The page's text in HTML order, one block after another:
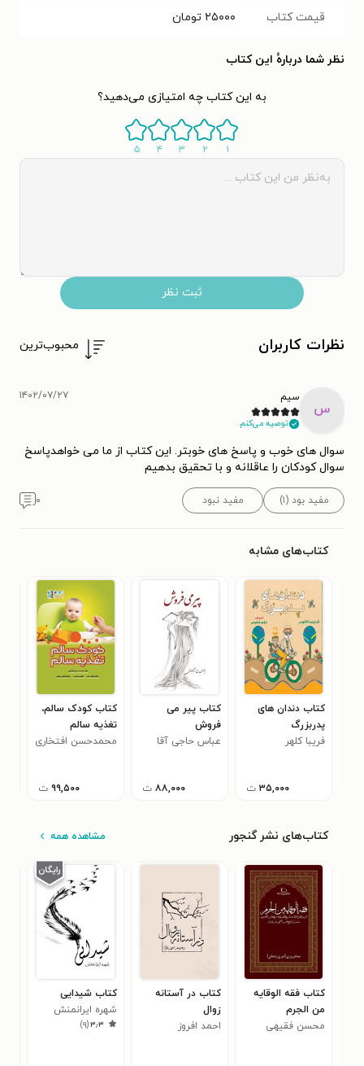
قیمت کتاب ۲۵۰۰۰ تومان
نظر شما دربارهٔ این کتاب
به این کتاب چه امتیازی می‌دهید؟
۱ ۲ ۳ ۴ ۵
ثبت نظر
نظرات کاربران محبوب‌ترین
س
سیم
توصیه می‌کنم.
۱۴۰۲/۰۷/۲۷
سوال های خوب و پاسخ های خوبتر. این کتاب از ما می خواهدپاسخ
سوال کودکان را عاقلانه و با تحقیق بدهیم
مفید بود (۱) مفید نبود ۰
کتاب‌های مشابه
کتاب دندان های
پدربزرگ
فریبا کلهر
۳۵,۰۰۰ ت
کتاب پیر می‌
فروش
عباس حاجی آقا
۸۸,۰۰۰ ت
کتاب کودک سالم،
تغذیه سالم
محمدحسن افتخاری
۹۹,۵۰۰ ت
کتاب‌های نشر گنجور مشاهده همه
کتاب فقه الوقایه
من الجرم
محسن فقیهی
کتاب در آستانه
زوال
احمد افروز
کتاب شیدایی
شهره ایرانمنش
۳٫۳(۹)